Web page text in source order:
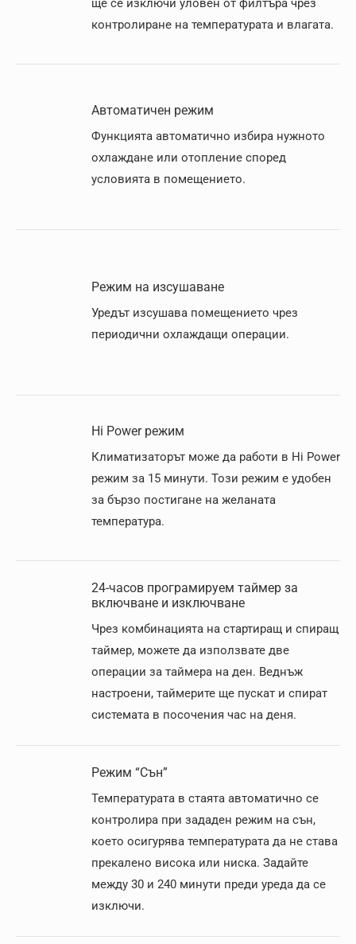
ще се изключи уловен от филтъра чрез
контролиране на температурата и влагата.
Автоматичен режим
Функцията автоматично избира нужното
охлаждане или отопление според
условията в помещението.
Режим на изсушаване
Уредът изсушава помещението чрез
периодични охлаждащи операции.
Hi Power режим
Климатизаторът може да работи в Hi Power
режим за 15 минути. Този режим е удобен
за бързо постигане на желаната
температура.
24-часов програмируем таймер за
включване и изключване
Чрез комбинацията на стартиращ и спиращ
таймер, можете да използвате две
операции за таймера на ден. Веднъж
настроени, таймерите ще пускат и спират
системата в посочения час на деня.
Режим “Сън”
Температурата в стаята автоматично се
контролира при зададен режим на сън,
което осигурява температурата да не става
прекалено висока или ниска. Задайте
между 30 и 240 минути преди уреда да се
изключи.